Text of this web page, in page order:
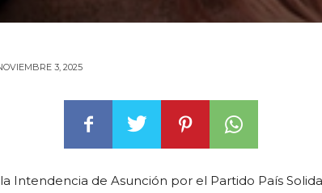
3, 2025
Intendencia de Asunción por el Partido País